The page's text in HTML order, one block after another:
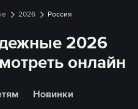
2026 Россия
2026
онлайн
Новинки